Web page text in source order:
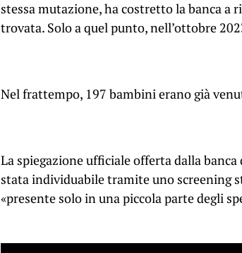
stessa mutazione, ha costretto la banca a
trovata. Solo a quel punto, nell’ottobre
Nel frattempo, 197 bambini erano già
La spiegazione ufficiale offerta dalla
stata individuabile tramite uno screening
«presente solo in una piccola parte degli